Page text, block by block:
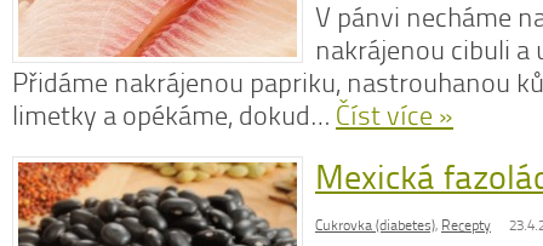
V pánvi necháme
nakrájenou cibuli a
Přidáme nakrájenou papriku, nastrouhanou
limetky a opékáme, dokud… Číst více »
Mexická
Cukrovka (diabetes), Recepty